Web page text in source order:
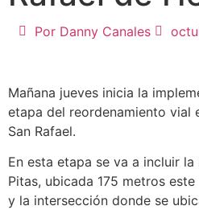
Por Danny Canales
Mañana jueves inicia la
etapa del reordenamiento vial
San Rafael.
En esta etapa se va a incluir
Pitas, ubicada 175 metros
y la intersección donde se